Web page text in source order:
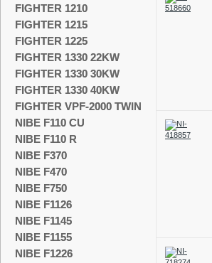
FIGHTER 1210
FIGHTER 1215
FIGHTER 1225
FIGHTER 1330 22KW
FIGHTER 1330 30KW
FIGHTER 1330 40KW
FIGHTER VPF-2000 TWIN
NIBE F110 CU
NIBE F110 R
NIBE F370
NIBE F470
NIBE F750
NIBE F1126
NIBE F1145
NIBE F1155
NIBE F1226